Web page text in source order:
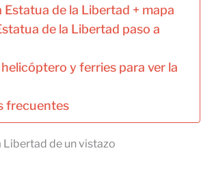
Estatua de la Libertad + mapa
de la Libertad paso a
y ferries para ver la
frecuentes
Libertad de un vistazo